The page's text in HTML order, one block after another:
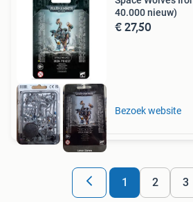
40.000 nieuw)
€ 27,50
Bezoek website
1 2 3